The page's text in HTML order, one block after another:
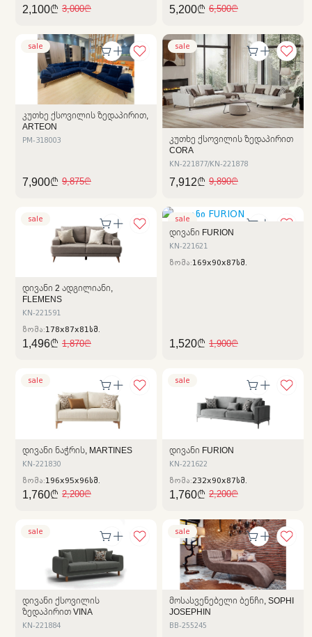
2,100₾ 3,000₾ 5,200₾ 6,500₾
sale
ᲙᲣᲗᲮᲔ ᲥᲡᲝᲕᲘᲚᲘᲡ ᲖᲔᲓᲐᲞᲘᲠᲘᲗ,
ARTEON
PM-318003
7,900₾ 9,875₾
sale
ᲙᲣᲗᲮᲔ ᲥᲡᲝᲕᲘᲚᲘᲡ ᲖᲔᲓᲐᲞᲘᲠᲘᲗ
CORA
KN-221877/KN-221878
7,912₾ 9,890₾
sale
ᲓᲘᲕᲐᲜᲘ 2 ᲐᲓᲒᲘᲚᲘᲐᲜᲘ,
FLEMENS
KN-221591
ზომა:178x87x81სმ.
1,496₾ 1,870₾
sale
ᲓᲘᲕᲐᲜᲘ FURION
KN-221621
ზომა:169x90x87სმ.
1,520₾ 1,900₾
sale
ᲓᲘᲕᲐᲜᲘ ᲜᲐᲭᲠᲘᲡ, MARTINES
KN-221830
ზომა:196x95x96სმ.
1,760₾ 2,200₾
sale
ᲓᲘᲕᲐᲜᲘ FURION
KN-221622
ზომა:232x90x87სმ.
1,760₾ 2,200₾
sale
ᲓᲘᲕᲐᲜᲘ ᲥᲡᲝᲕᲘᲚᲘᲡ
ᲖᲔᲓᲐᲞᲘᲠᲘᲗ VINA
KN-221884
sale
ᲛᲝᲡᲐᲡᲕᲔᲜᲔᲑᲔᲚᲘ ᲑᲔᲜᲩᲘ, SOPHI
JOSEPHIN
BB-255245